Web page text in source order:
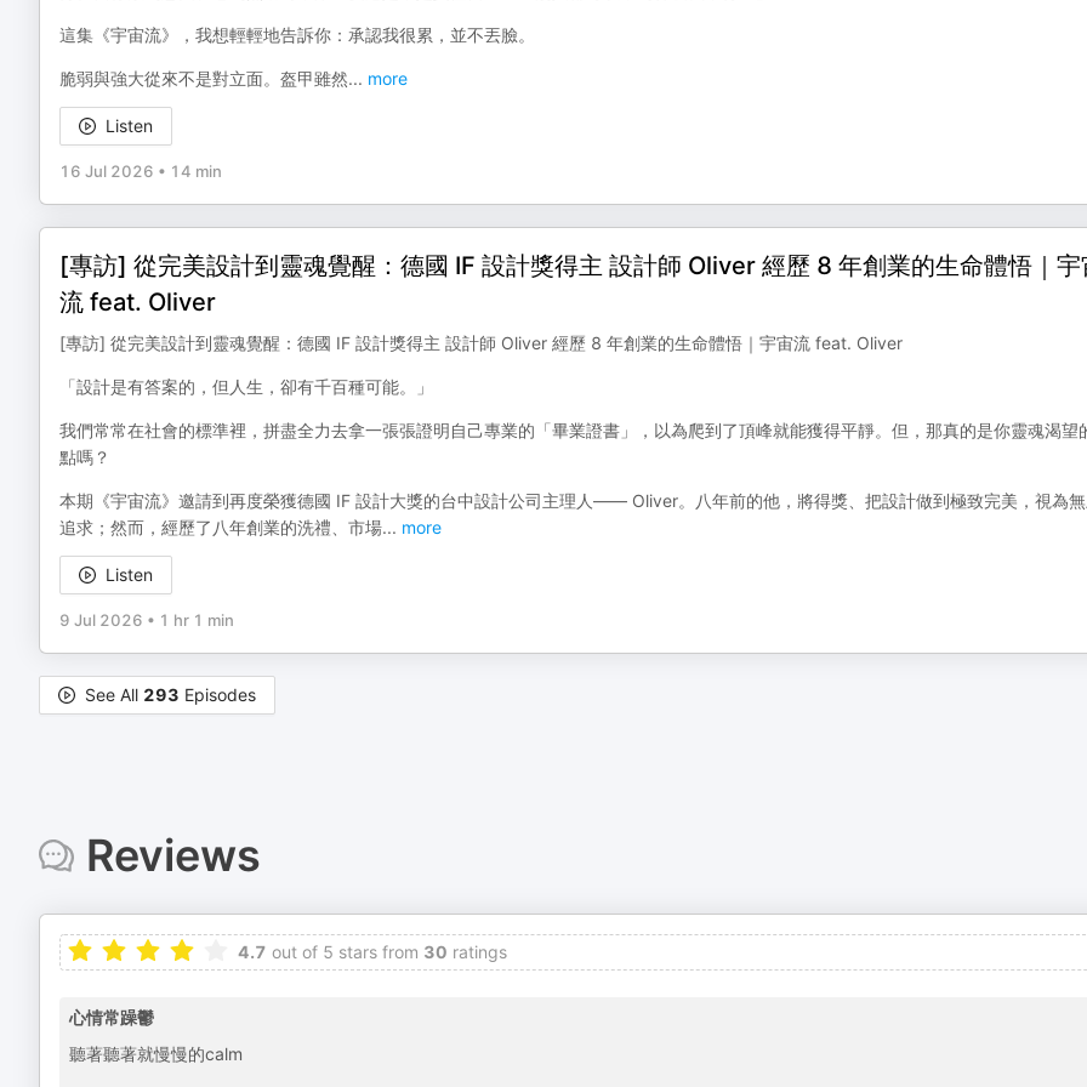
這集《宇宙流》，我想輕輕地告訴你：承認我很累，並不丟臉。
脆弱與強大從來不是對立面。盔甲雖然... more
Listen
16 Jul 2026 • 14 min
[專訪] 從完美設計到靈魂覺醒：德國 IF 設計獎得主 設計師 Oliver 經歷 8 年創業的生命體悟｜宇
流 feat. Oliver
[專訪] 從完美設計到靈魂覺醒：德國 IF 設計獎得主 設計師 Oliver 經歷 8 年創業的生命體悟｜宇宙流 feat. Oliver
「設計是有答案的，但人生，卻有千百種可能。」
我們常常在社會的標準裡，拼盡全力去拿一張張證明自己專業的「畢業證書」，以為爬到了頂峰就能獲得平靜。但，那真的是你靈魂渴望
點嗎？
本期《宇宙流》邀請到再度榮獲德國 IF 設計大獎的台中設計公司主理人—— Oliver。八年前的他，將得獎、把設計做到極致完美，視為
追求；然而，經歷了八年創業的洗禮、市場... more
Listen
9 Jul 2026 • 1 hr 1 min
See All 293 Episodes
Reviews
4.7 out of 5 stars from 30 ratings
心情常躁鬱
聽著聽著就慢慢的calm